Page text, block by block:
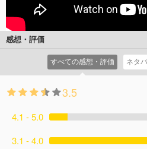
感想・評価
すべての感想・評価 ネタ
3.5
4.1 - 5.0
3.1 - 4.0